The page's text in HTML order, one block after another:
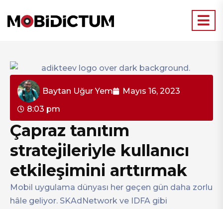
Baytan Uğur Yem
Mayıs 16, 2023
8:03 pm
Çapraz tanıtım
stratejileriyle kullanıcı
etkileşimini arttırmak
Mobil uygulama dünyası her geçen gün daha zorlu
hâle geliyor. SKAdNetwork ve IDFA gibi